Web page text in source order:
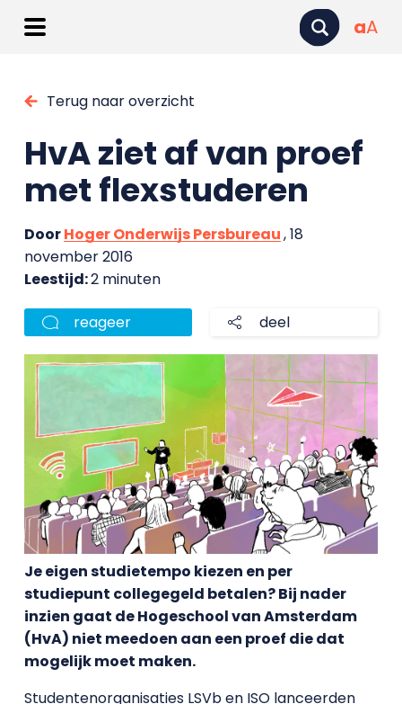
aA
Terug naar overzicht
HvA ziet af van proef
met flexstuderen
DoorHoger Onderwijs Persbureau, 18
november 2016
Leestijd:2 minuten
reageer deel
Je eigen studietempo kiezen en per
studiepunt collegegeld betalen? Bij nader
inzien gaat de Hogeschool van Amsterdam
(HvA) niet meedoen aan een proef die dat
mogelijk moet maken.
Studentenorganisaties LSVb en ISO lanceerden